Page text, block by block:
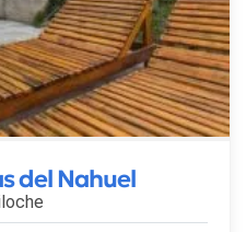
del Nahuel